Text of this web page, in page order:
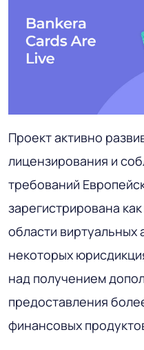
Проект активно
лицензирования и
требований
зарегистрирована
области виртуальных
некоторых
над получением
предоставления
финансовых